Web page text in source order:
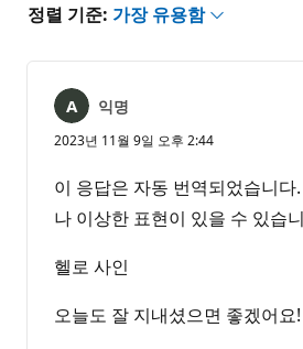
정렬 기준: 가장 유용함
익명
2023년 11월 9일 오후 2:44
이 응답은 자동 번역되었습니다
나 이상한 표현이 있을 수 있습
헬로 사인
오늘도 잘 지내셨으면 좋겠어요!